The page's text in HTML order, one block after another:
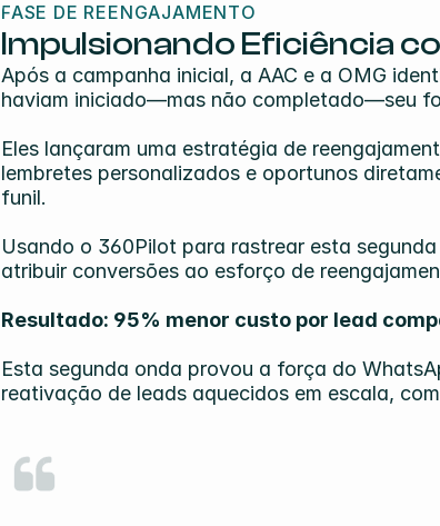
FASE DE REENGAJAMENTO
Impulsionando Eficiência
Após a campanha inicial, a AAC e a OMG
haviam iniciado—mas não completado—seu
Eles lançaram uma estratégia de
lembretes personalizados e oportunos
funil.
Usando o 360Pilot para rastrear esta
atribuir conversões ao esforço de
Resultado: 95% menor custo por lead
Esta segunda onda provou a força do
reativação de leads aquecidos em escala,